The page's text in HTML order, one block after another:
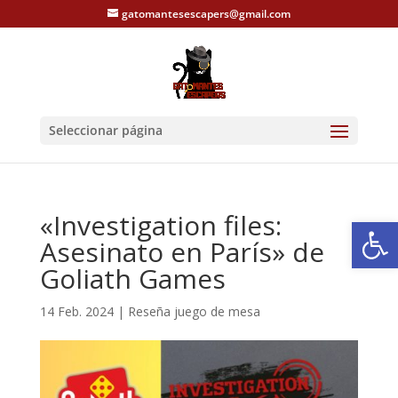
gatomantesescapers@gmail.com
Seleccionar página
«Investigation files:
Asesinato en París» de
Goliath Games
14 Feb. 2024| Reseña juego de mesa